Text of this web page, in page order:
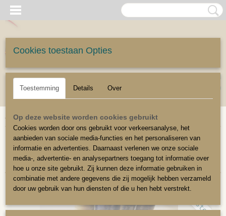
Inloggen Registreren
(0)
Home >Stoffeerbenodigdheden>Garen
Sorteer op:
Polyester
Cookies toestaan Opties
Toestemming Details Over
Op deze website worden cookies gebruikt
Cookies worden door ons gebruikt voor verkeersanalyse, het
aanbieden van sociale media-functies en het personaliseren van
informatie en advertenties. Daarnaast verlenen we onze sociale
media-, advertentie- en analysepartners toegang tot informatie over
hoe u onze site gebruikt. Zij kunnen deze informatie gebruiken in
combinatie met andere gegevens die zij mogelijk hebben verzameld
door uw gebruik van hun diensten of die u hen hebt verstrekt.